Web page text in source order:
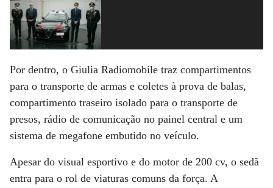
Por dentro, o Giulia Radiomobile traz compartimentos
para o transporte de armas e coletes à prova de balas,
compartimento traseiro isolado para o transporte de
presos, rádio de comunicação no painel central e um
sistema de megafone embutido no veículo.
Apesar do visual esportivo e do motor de 200 cv, o sedã
entra para o rol de viaturas comuns da força. A